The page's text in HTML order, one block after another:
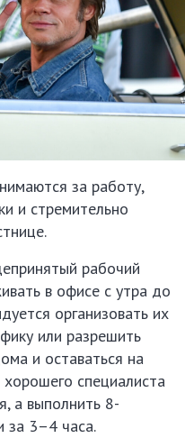
за работу,
и стремительно
рабочий
в офисе с утра до
организовать их
или разрешить
и оставаться на
хорошего специалиста
а выполнить 8-
за 3–4 часа.